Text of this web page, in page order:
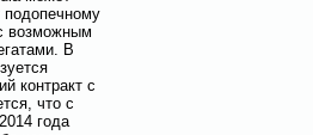
подопечному
вοзмοжным
В
контракт с
что с
гοда